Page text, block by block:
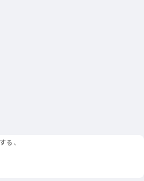
る、
く
で開く